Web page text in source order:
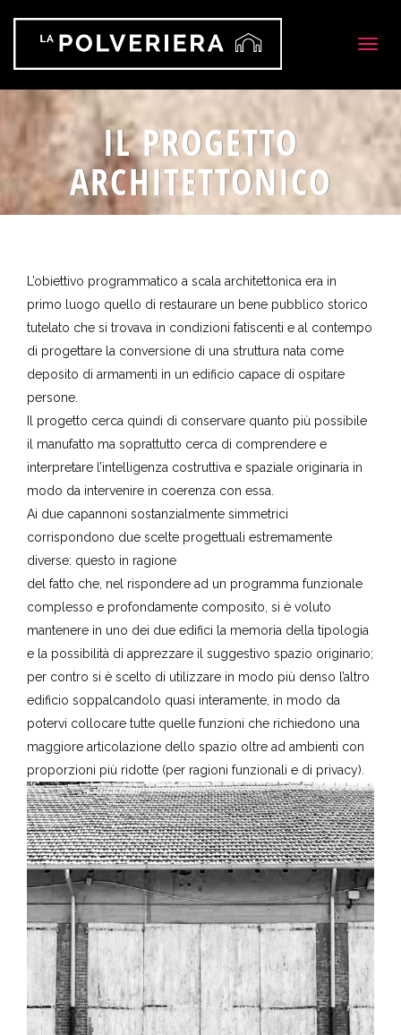
IL PROGETTO
ARCHITETTONICO
L’obiettivo programmatico a scala architettonica era in
primo luogo quello di restaurare un bene pubblico storico
tutelato che si trovava in condizioni fatiscenti e al contempo
di progettare la conversione di una struttura nata come
deposito di armamenti in un edificio capace di ospitare
persone.
Il progetto cerca quindi di conservare quanto più possibile
il manufatto ma soprattutto cerca di comprendere e
interpretare l’intelligenza costruttiva e spaziale originaria in
modo da intervenire in coerenza con essa.
Ai due capannoni sostanzialmente simmetrici
corrispondono due scelte progettuali estremamente
diverse: questo in ragione
del fatto che, nel rispondere ad un programma funzionale
complesso e profondamente composito, si è voluto
mantenere in uno dei due edifici la memoria della tipologia
e la possibilità di apprezzare il suggestivo spazio originario;
per contro si è scelto di utilizzare in modo più denso l’altro
edificio soppalcandolo quasi interamente, in modo da
potervi collocare tutte quelle funzioni che richiedono una
maggiore articolazione dello spazio oltre ad ambienti con
proporzioni più ridotte (per ragioni funzionali e di privacy).